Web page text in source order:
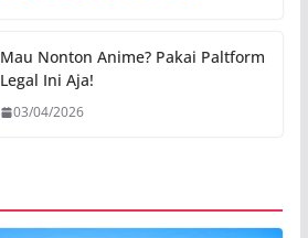
Mau Nonton Anime? Pakai Paltform
Legal Ini Aja!
03/04/2026